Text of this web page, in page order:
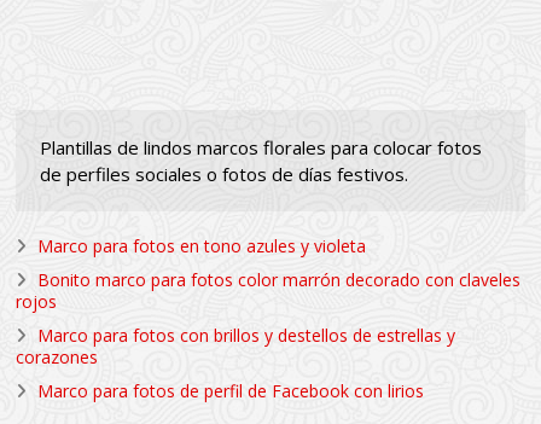
Plantillas de lindos marcos florales para colocar fotos
de perfiles sociales o fotos de días festivos.
Marco para fotos en tono azules y violeta
Bonito marco para fotos color marrón decorado con claveles
rojos
Marco para fotos con brillos y destellos de estrellas y
corazones
Marco para fotos de perfil de Facebook con lirios